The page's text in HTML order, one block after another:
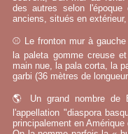
des autres selon
anciens, situés en
⚾ Le fronton mur à
la paleta gomme creuse
main nue, la pala corta, la
garbi (36 mètres de
🌎 Un grand nombre de
l'appellation "diaspora
principalement en